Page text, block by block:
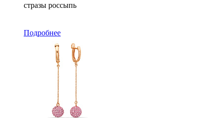
стразы россыпь
Подробнее